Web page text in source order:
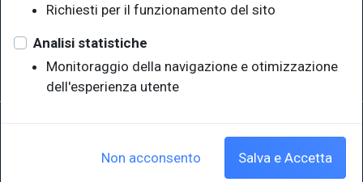
Sistema Bibliotecario di Ateneo
EUT in cifre
P.IVA 00211830328 - C.F. 80013890324 - P.E.C.: ateneo@pec.units.it
Richiesti per il funzionamento del sito
Analisi statistiche
Monitoraggio della navigazione e otimizzazione
dell'esperienza utente
Non acconsento Salva e Accetta